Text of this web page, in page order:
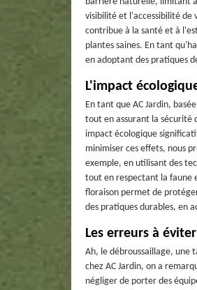
visibilité et l'accessibilité de
contribue à la santé et à
plantes saines. En tant
en adoptant des pratiques
L'impact
En tant que AC Jardin,
tout en assurant la sécurité
impact écologique
minimiser ces effets, nous
exemple, en utilisant des
tout en respectant la faune
floraison permet de
des pratiques durables, en
Les erreurs à
Ah, le débroussaillage, une
chez AC Jardin, on a
négliger de porter des